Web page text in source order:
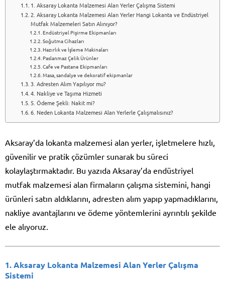
1. Aksaray Lokanta Malzemesi Alan Yerler Çalışma Sistemi
2. Aksaray Lokanta Malzemesi Alan Yerler Hangi Lokanta ve Endüstriyel
Mutfak Malzemeleri Satın Alınıyor?
Endüstriyel Pişirme Ekipmanları
Soğutma Cihazları
Hazırlık ve İşleme Makinaları
Paslanmaz Çelik Ürünler
Cafe ve Pastane Ekipmanları
Masa, sandalye ve dekoratif ekipmanlar
3. Adresten Alım Yapılıyor mu?
4. Nakliye ve Taşıma Hizmeti
5. Ödeme Şekli: Nakit mi?
6. Neden Lokanta Malzemesi Alan Yerlerle Çalışmalısınız?
Aksaray’da lokanta malzemesi alan yerler, işletmelere hızlı,
güvenilir ve pratik çözümler sunarak bu süreci
kolaylaştırmaktadır. Bu yazıda Aksaray’da endüstriyel
mutfak malzemesi alan firmaların çalışma sistemini, hangi
ürünleri satın aldıklarını, adresten alım yapıp yapmadıklarını,
nakliye avantajlarını ve ödeme yöntemlerini ayrıntılı şekilde
ele alıyoruz.
1. Aksaray Lokanta Malzemesi Alan Yerler Çalışma
Sistemi